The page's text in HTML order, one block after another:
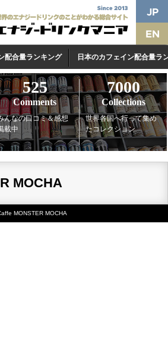
配合量ランキング 日本のカフェイン配合量ラ
525
Comments
んなの口コミ＆感想
載中
7000
Collections
世界各国へ行って集め
たコレクション
MOCHA
MONSTER MOCHA